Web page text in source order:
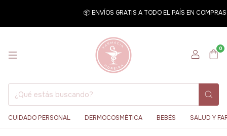
📦 ENVÍOS GRATIS A TODO EL PAÍS EN COMPRAS
0
CUIDADO PERSONAL DERMOCOSMÉTICA BEBÉS SALUD Y